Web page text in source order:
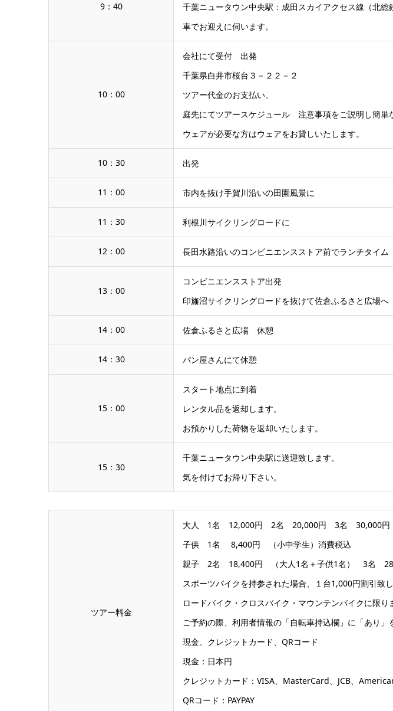
9：40
千葉ニュータウン中央駅：成田スカイアクセス線（北
車でお迎えに伺います。
10：00
会社にて受付 出発
千葉県白井市桜台３－２２－２
ツアー代金のお支払い、
庭先にてツアースケジュール 注意事項をご説明し簡単
ウェアが必要な方はウェアをお貸しいたします。
10：30 出発
11：00 市内を抜け手賀川沿いの田園風景に
11：30 利根川サイクリングロードに
12：00 長田水路沿いのコンビニエンスストア前でランチタイム
13：00
コンビニエンスストア出発
印旛沼サイクリングロードを抜けて佐倉ふるさと広場へ
14：00 佐倉ふるさと広場 休憩
14：30 パン屋さんにて休憩
15：00
スタート地点に到着
レンタル品を返却します。
お預かりした荷物を返却いたします。
15：30
千葉ニュータウン中央駅に送迎致します。
気を付けてお帰り下さい。
ツアー料金
大人 1名 12,000円 2名 20,000円 3名 30,000円
子供 1名 8,400円 （小中学生）消費税込
親子 2名 18,400円 （大人1名＋子供1名） 3名
スポーツバイクを持参された場合、１台1,000円割引致し
ロードバイク・クロスバイク・マウンテンバイクに限り
ご予約の際、利用者情報の「自転車持込欄」に「あり」
現金、クレジットカード、QRコード
現金：日本円
クレジットカード：VISA、MasterCard、JCB、
QRコード：PAYPAY